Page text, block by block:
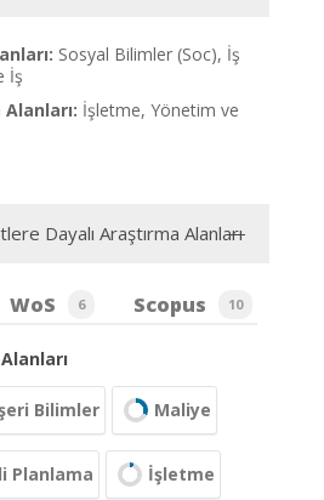
Sosyal Bilimler (Soc), İş
İş
İşletme, Yönetim ve
Dayalı Araştırma Alanları
WoS 6 Scopus 10
Bilimler Maliye
Planlama İşletme